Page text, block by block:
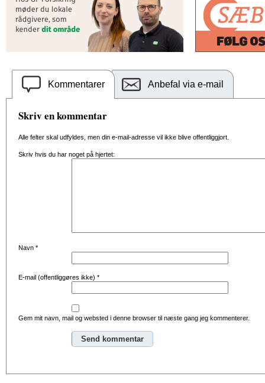
Kommentarer Anbefal via e-mail
Skriv en kommentar
Alle felter skal udfyldes, men din e-mail-adresse vil ikke blive offentliggjort.
Skriv hvis du har noget på hjertet:
Navn *
E-mail (offentliggøres ikke) *
Gem mit navn, mail og websted i denne browser til næste gang jeg kommenterer.